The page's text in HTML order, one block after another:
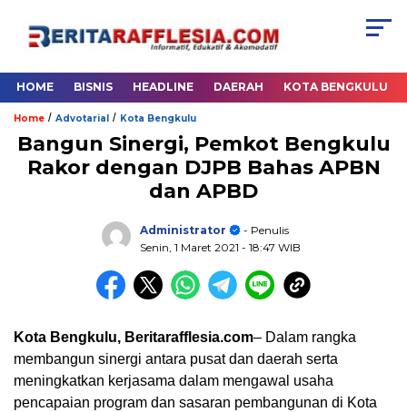
HOME BISNIS HEADLINE DAERAH KOTA BENGKULU
Home / Advotarial / Kota Bengkulu
Bangun Sinergi, Pemkot Bengkulu
Rakor dengan DJPB Bahas APBN
dan APBD
Administrator
- Penulis
Senin, 1 Maret 2021 - 18:47 WIB
Kota Bengkulu, Beritarafflesia.com– Dalam rangka
membangun sinergi antara pusat dan daerah serta
meningkatkan kerjasama dalam mengawal usaha
pencapaian program dan sasaran pembangunan di Kota